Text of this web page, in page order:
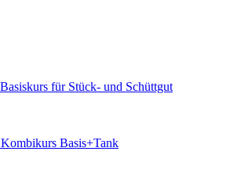
für Stück- und Schüttgut
Basis+Tank